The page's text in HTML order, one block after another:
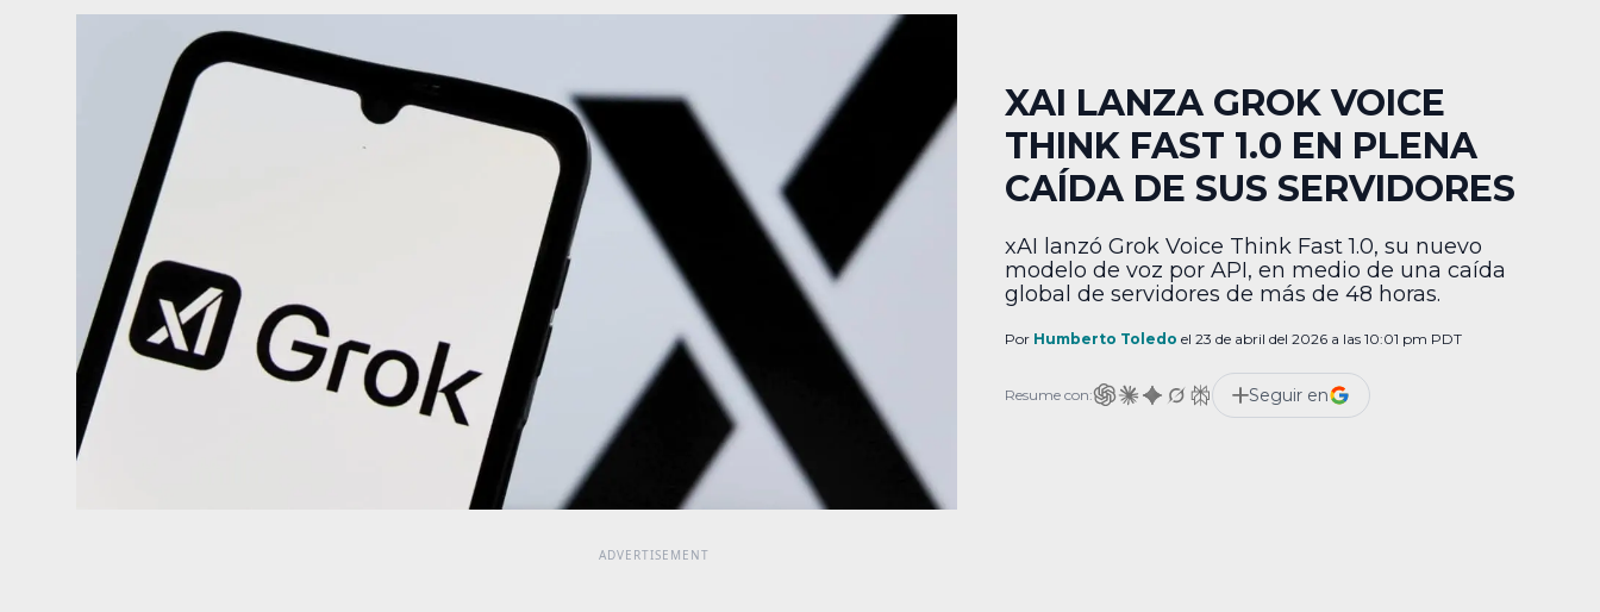
XAI LANZA GROK VOICE
THINK FAST 1.0 EN PLENA
CAÍDA DE SUS SERVIDORES
xAI lanzó Grok Voice Think Fast 1.0, su nuevo
modelo de voz por API, en medio de una caída
global de servidores de más de 48 horas.
Por Humberto Toledo el 23 de abril del 2026 a las 10:01 pm PDT
Resume con: Seguir en